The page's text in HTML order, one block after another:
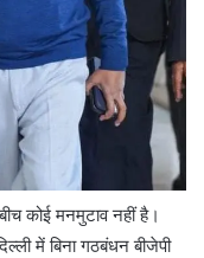
कोई मनमुटाव नहीं है।
में बिना गठबंधन बीजेपी